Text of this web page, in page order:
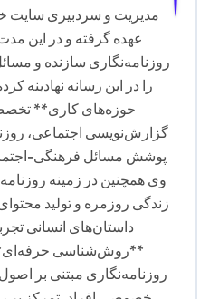
مدیریت و سردبیری سایت
عهده گرفته و در این
روزنامه‌نگاری سازنده و
را در این رسانه
حوزه‌های کاری**
گزارش‌نویسی اجتماعی،
پوشش مسائل فرهنگی-
وی همچنین در زمینه
زندگی روزمره و تولید
داستان‌های انسانی
**روش‌شناسی حرفه‌ای**
روزنامه‌نگاری مبتنی بر